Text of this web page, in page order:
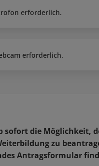
erforderlich.
erforderlich.
sofort die Möglichkeit,
zu
Antragsformular